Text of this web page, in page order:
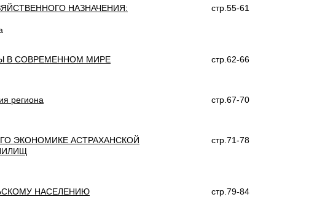
НАЗНАЧЕНИЯ:
стр.55-61
В СОВРЕМЕННОМ МИРЕ
стр.62-66
региона
стр.67-70
ЭКОНОМИКЕ АСТРАХАНСКОЙ
стр.71-78
НАСЕЛЕНИЮ
стр.79-84